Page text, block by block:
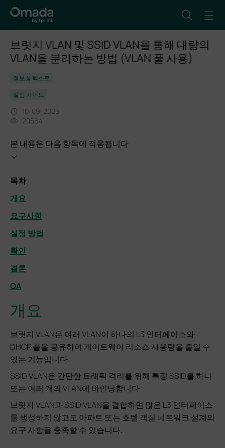
브릿지 VLAN 및 SSID VLAN을 통해 대량의
VLAN을 분리하는 방법 (VLAN 풀 사용)
정보성 텍스트
설정 가이드
10-09-2025
20564
본 내용은 다음 항목에 적용됩니다
목차
개요
요구사항
설정 방법
확인
결론
QA
개요
브릿지 VLAN은 여러 VLAN이 하나의 L3 인터페이스와
DHCP 풀을 공유하여 게이트웨이 리소스 사용량을 줄일 수
있는 기능입니다.
SSID VLAN은 간단한 트래픽 격리를 위해 특정 SSID를 하나
또는 여러 개의 VLAN에 바인딩합니다.
브릿지 VLAN과 SSID VLAN을 결합하면 많은 L3 인터페이스
를 생성하지 않고도 아파트 또는 호텔 객실 네트워크 설계의
요구 사항을 충족할 수 있습니다.